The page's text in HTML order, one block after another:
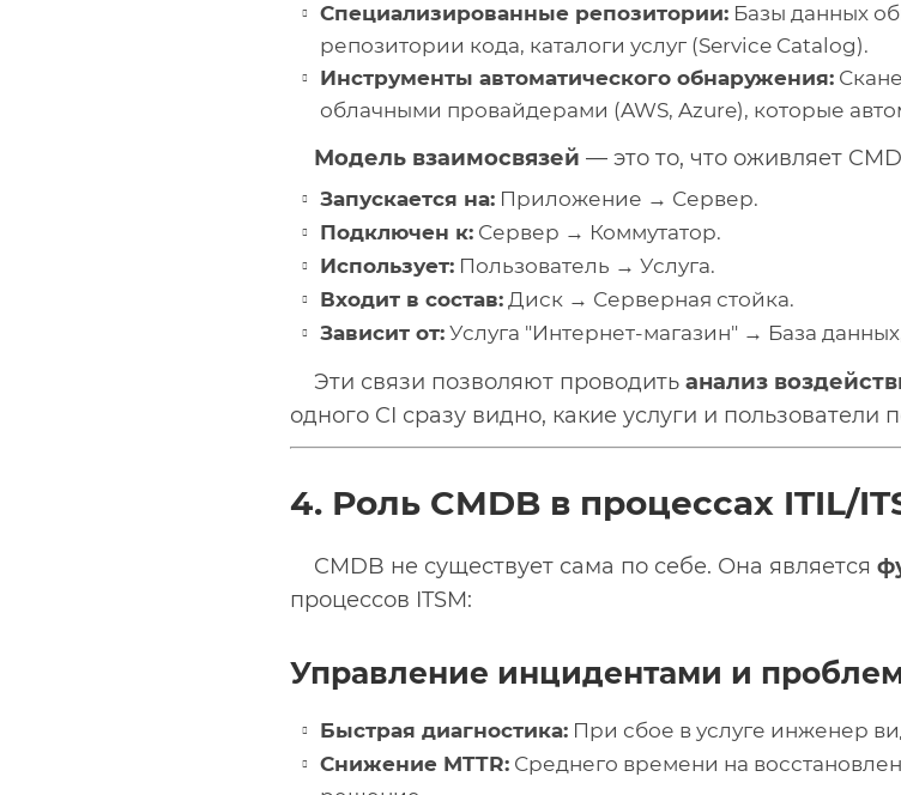
Специализированные репозитории: Базы данных
репозитории кода, каталоги услуг (Service Catalog).
Инструменты автоматического обнаружения:
облачными провайдерами (AWS, Azure), которые
Модель взаимосвязей — это то, что оживляет
Запускается на: Приложение → Сервер.
Подключен к: Сервер → Коммутатор.
Использует: Пользователь → Услуга.
Входит в состав: Диск → Серверная стойка.
Зависит от: Услуга "Интернет-магазин" → База
Эти связи позволяют проводить анализ
одного CI сразу видно, какие услуги и пользователи
4. Роль CMDB в процессах ITIL/
CMDB не существует сама по себе. Она является
процессов ITSM:
Управление инцидентами и
Быстрая диагностика: При сбое в услуге инженер
Снижение MTTR: Среднего времени на